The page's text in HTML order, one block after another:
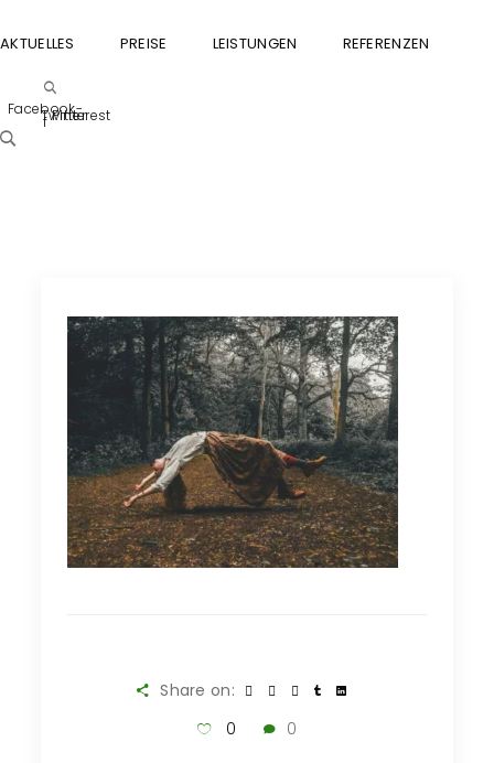
AKTUELLES PREISE LEISTUNGEN REFERENZEN
Facebook-
f
Twitter
Pinterest
Share on:
0
0